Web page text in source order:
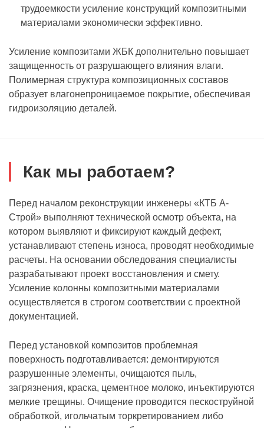
трудоемкости усиление конструкций композитными
материалами экономически эффективно.
Усиление композитами ЖБК дополнительно повышает
защищенность от разрушающего влияния влаги.
Полимерная структура композиционных составов
образует влагонепроницаемое покрытие, обеспечивая
гидроизоляцию деталей.
Как мы работаем?
Перед началом реконструкции инженеры «КТБ А-
Строй» выполняют технической осмотр объекта, на
котором выявляют и фиксируют каждый дефект,
устанавливают степень износа, проводят необходимые
расчеты. На основании обследования специалисты
разрабатывают проект восстановления и смету.
Усиление колонны композитными материалами
осуществляется в строгом соответствии с проектной
документацией.
Перед установкой композитов проблемная
поверхность подготавливается: демонтируются
разрушенные элементы, очищаются пыль,
загрязнения, краска, цементное молоко, инъектируются
мелкие трещины. Очищение проводится пескоструйной
обработкой, игольчатым торкретированием либо